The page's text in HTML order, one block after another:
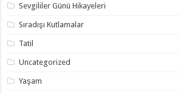
Sevgililer Günü Hikayeleri
Sıradışı Kutlamalar
Tatil
Uncategorized
Yaşam